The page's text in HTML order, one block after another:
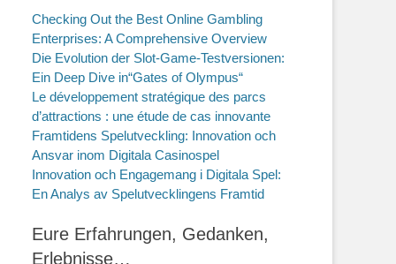
Checking Out the Best Online Gambling
Enterprises: A Comprehensive Overview
Die Evolution der Slot-Game-Testversionen:
Ein Deep Dive in“Gates of Olympus“
Le développement stratégique des parcs
d’attractions : une étude de cas innovante
Framtidens Spelutveckling: Innovation och
Ansvar inom Digitala Casinospel
Innovation och Engagemang i Digitala Spel:
En Analys av Spelutvecklingens Framtid
Eure Erfahrungen, Gedanken,
Erlebnisse…